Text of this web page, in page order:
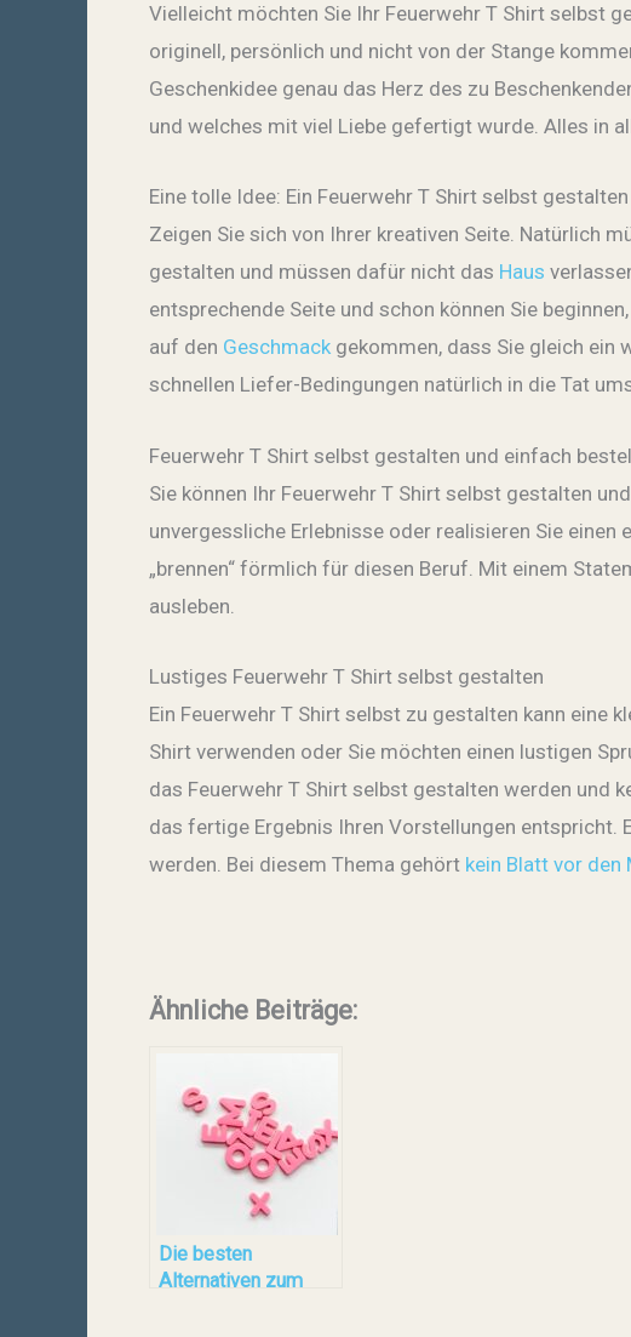
Vielleicht möchten Sie Ihr Feuerwehr T Shirt selbst
originell, persönlich und nicht von der Stange
Geschenkidee genau das Herz des zu
und welches mit viel Liebe gefertigt wurde. Alles in
Eine tolle Idee: Ein Feuerwehr T Shirt selbst gestalten
Zeigen Sie sich von Ihrer kreativen Seite. Natürlich
gestalten und müssen dafür nicht das Haus
entsprechende Seite und schon können Sie
auf den Geschmack gekommen, dass Sie gleich ein
schnellen Liefer-Bedingungen natürlich in die Tat
Feuerwehr T Shirt selbst gestalten und einfach
Sie können Ihr Feuerwehr T Shirt selbst gestalten
unvergessliche Erlebnisse oder realisieren Sie
„brennen“ förmlich für diesen Beruf. Mit einem
ausleben.
Lustiges Feuerwehr T Shirt selbst gestalten
Ein Feuerwehr T Shirt selbst zu gestalten kann eine
Shirt verwenden oder Sie möchten einen lustigen
das Feuerwehr T Shirt selbst gestalten werden und
das fertige Ergebnis Ihren Vorstellungen
werden. Bei diesem Thema gehört kein Blatt vor den
Ähnliche Beiträge:
Die besten
Alternativen zum